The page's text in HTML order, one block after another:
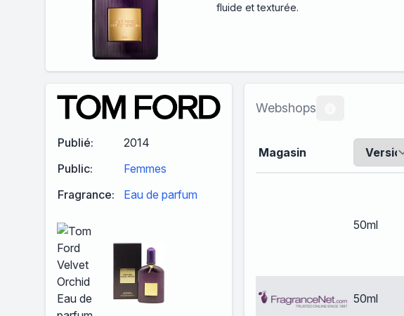
fluide et texturée.
Publié:
2014
Public:
Femmes
Fragrance:
Eau de parfum
Webshops
Magasin
50ml
50ml